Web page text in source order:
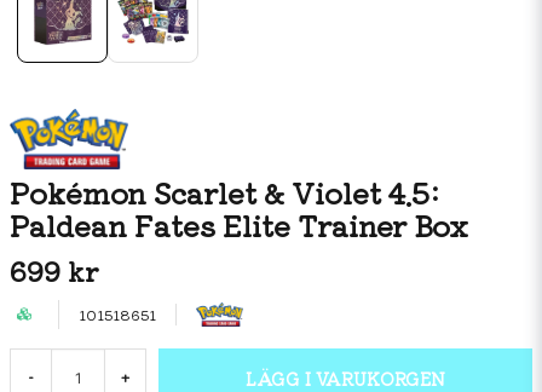
Pokémon Scarlet & Violet 4.5:
Paldean Fates Elite Trainer Box
699 kr
101518651
- + LÄGG I VARUKORGEN